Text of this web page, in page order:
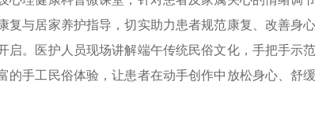
与居家养护指导，切实助力患者规范康复、改善身
。医护人员现场讲解端午传统民俗文化，手把手示
手工民俗体验，让患者在动手创作中放松身心、舒